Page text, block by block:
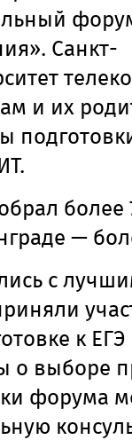
Санкт-
и их
более
—
с
к
о выборе
форума